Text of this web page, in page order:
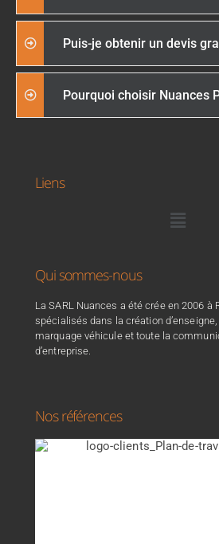
Puis-je obtenir un devis
Pourquoi choisir Nuances
Liens
Qui sommes-nous
La SARL Nuances a été crée en 2006 à
spécialisés dans la création
marquage véhicule et toute la
d’entreprise.
Nos références